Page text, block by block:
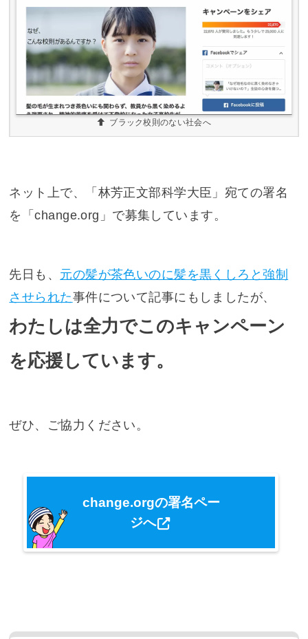
ブラック校則のない社会へ
ネット上で、「林芳正文部科学大臣」宛ての署名
を「change.org」で募集しています。
先日も、 元の髪が茶色いのに髪を黒くしろと強制
させられた事件について記事にもしましたが、
わたしは全力でこのキャンペーン
を応援しています。
ぜひ、ご協力ください。
change.orgの署名ペー
ジへ